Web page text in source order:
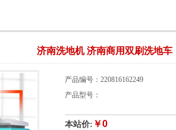
济南洗地机 济南商用双刷洗地车
产品编号：220816162249
产品型号：
本站价: ￥0